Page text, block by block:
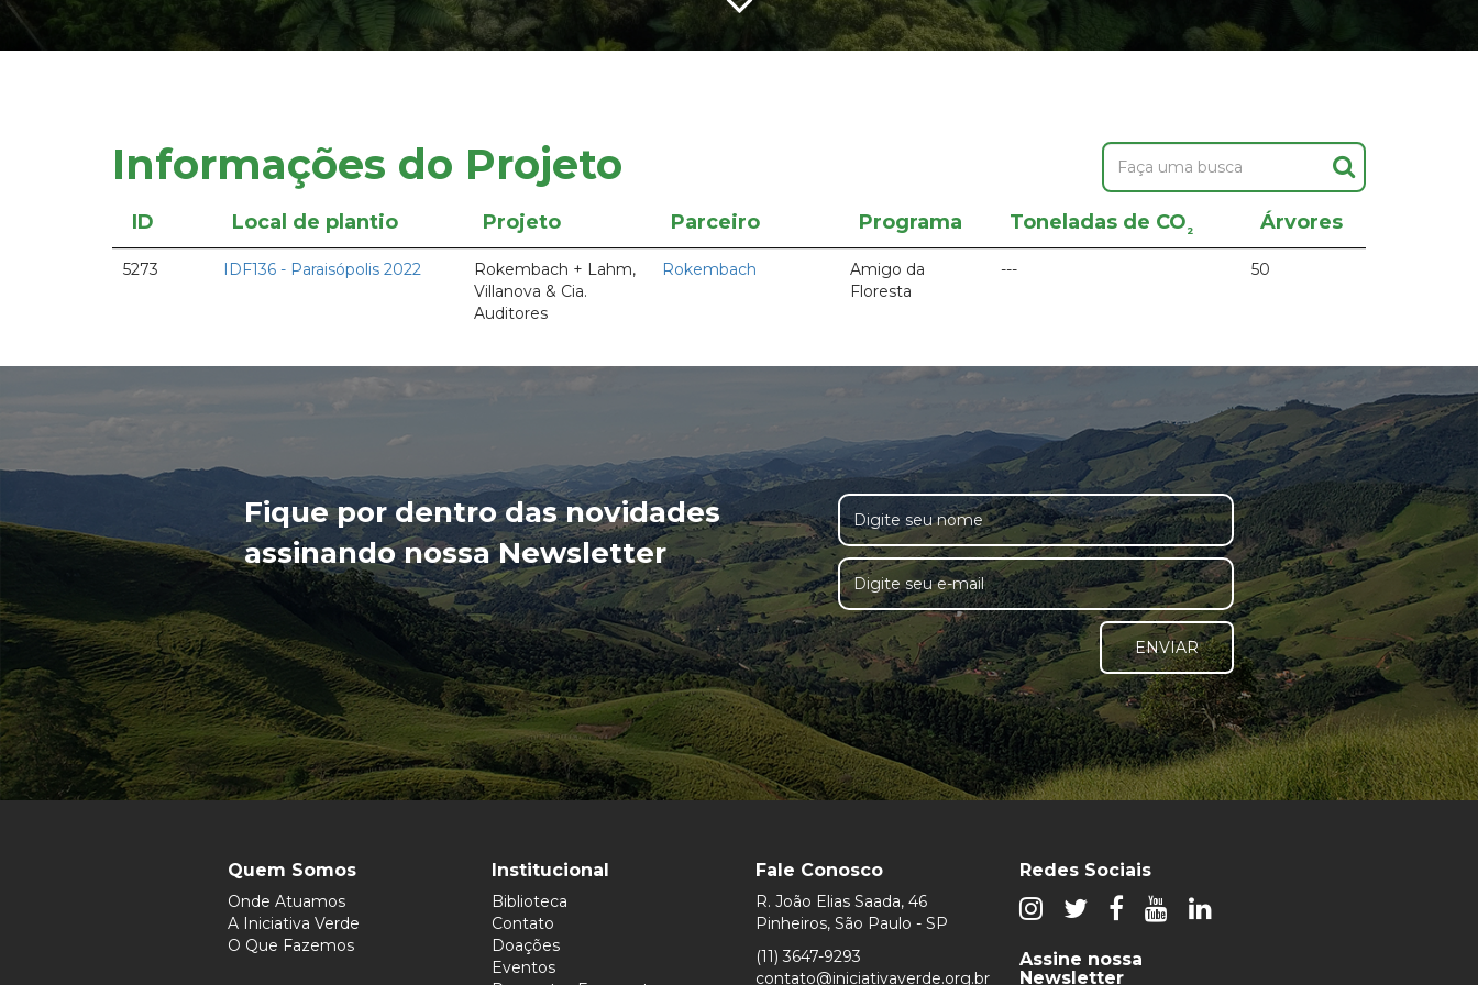
Informações do Projeto
ID Local de plantio Projeto Parceiro Programa Toneladas de CO² Árvores
5273 IDF136 - Paraisópolis 2022
Rokembach + Lahm,
Villanova & Cia.
Auditores
Rokembach
Amigo da
Floresta
--- 50
Fique por dentro das novidades
assinando nossa Newsletter
ENVIAR
Quem Somos
Onde Atuamos
A Iniciativa Verde
O Que Fazemos
Institucional
Biblioteca
Contato
Doações
Eventos
Fale Conosco
R. João Elias Saada, 46
Pinheiros, São Paulo - SP
(11) 3647-9293
contato@iniciativaverde.org.br
Redes Sociais
Assine nossa
Newsletter